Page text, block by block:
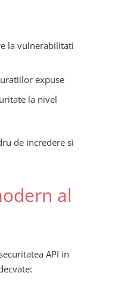
la vulnerabilitati
expuse
la nivel
de incredere si
al
API in